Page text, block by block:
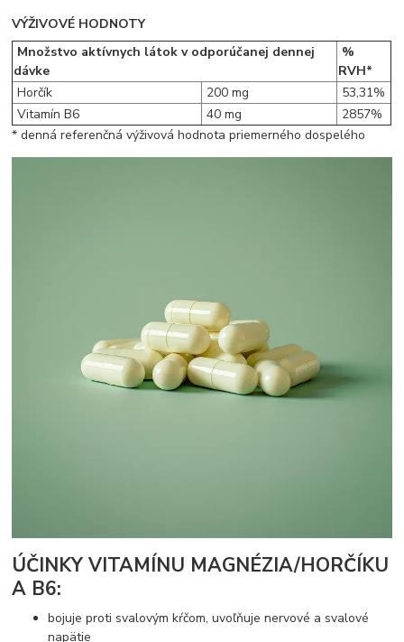
VÝŽIVOVÉ HODNOTY
Množstvo aktívnych látok v odporúčanej dennej
dávke
%
RVH*
Horčík
200 mg
53,31%
Vitamín B6
40 mg
2857%
* denná referenčná výživová hodnota priemerného dospelého
ÚČINKY VITAMÍNU MAGNÉZIA/HORČÍKU
A B6:
bojuje proti svalovým kŕčom, uvoľňuje nervové a svalové
napätie